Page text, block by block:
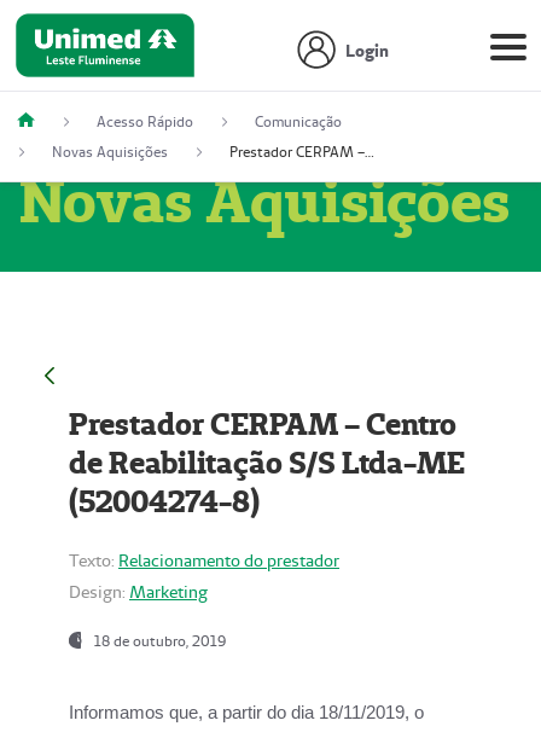
Login
Acesso Rápido
Comunicação
Novas Aquisições
Prestador CERPAM – Centro de Reabilitação S/S Ltda-ME (52004274-8)
Novas Aquisições
Prestador CERPAM – Centro
de Reabilitação S/S Ltda-ME
(52004274-8)
Texto: Relacionamento do prestador
Design: Marketing
18 de outubro, 2019
Informamos que, a partir do dia 18/11/2019, o